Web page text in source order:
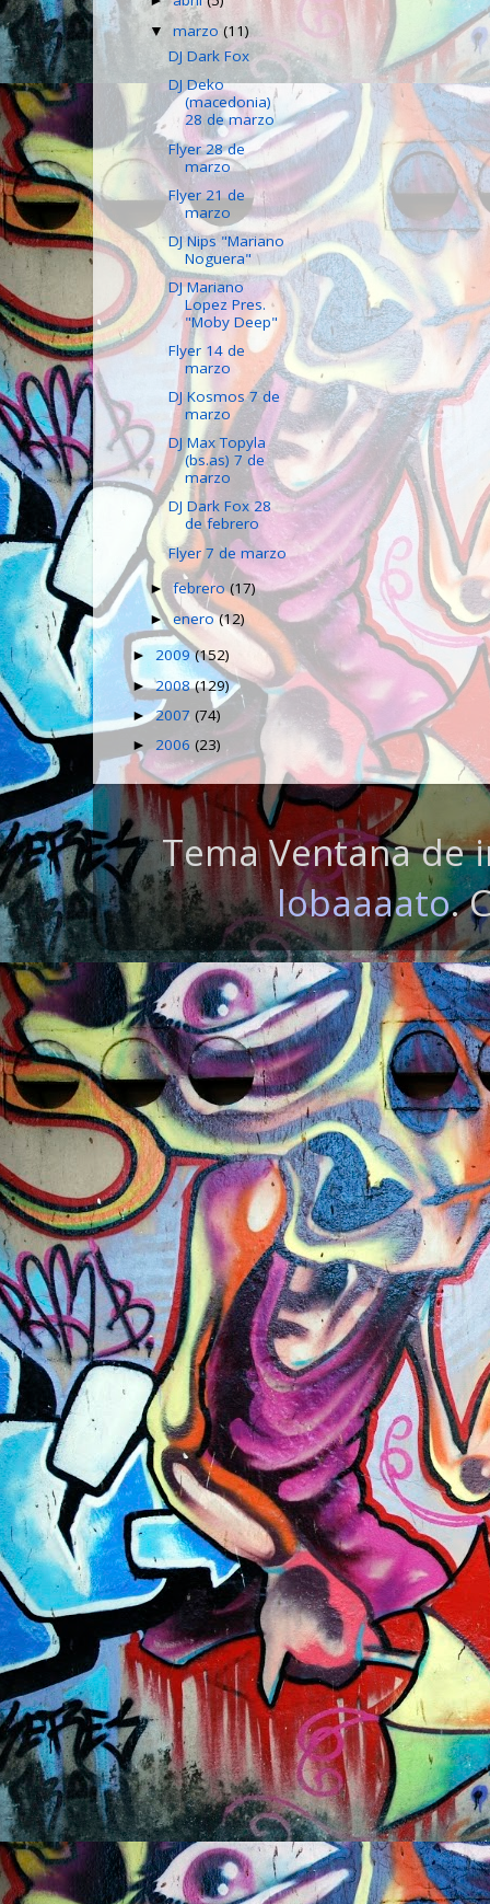
▼marzo(11)
DJ Dark Fox
DJ Deko
(macedonia)
28 de marzo
Flyer 28 de
marzo
Flyer 21 de
marzo
DJ Nips "Mariano
Noguera"
DJ Mariano
Lopez Pres.
"Moby Deep"
Flyer 14 de
marzo
DJ Kosmos 7 de
marzo
DJ Max Topyla
(bs.as) 7 de
marzo
DJ Dark Fox 28
de febrero
Flyer 7 de marzo
►febrero(17)
►enero(12)
► 2009(152)
►2008(129)
►2007 (74)
► 2006 (23)
Tema Ventana de
lobaaaato.